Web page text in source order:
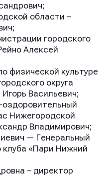
области –
городского
Алексей
физической культуре
округа
Васильевич;
Нижегородской
Владимирович;
— Генеральный
клуба «Пари Нижний
– директор